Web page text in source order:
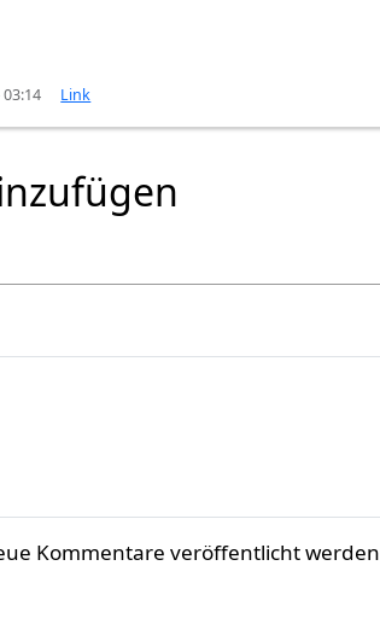
03:14 Link
Kommentare veröffentlicht werden